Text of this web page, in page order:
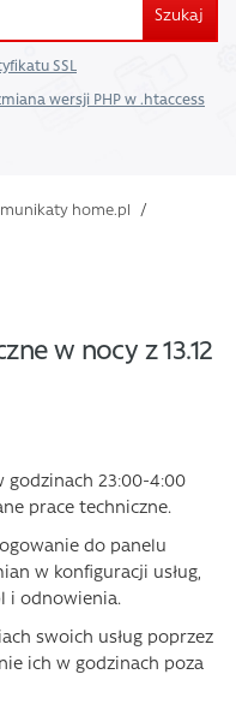
Szukaj
SSL
wersji PHP w .htaccess
home.pl /
w nocy z 13.12
godzinach 23:00-4:00
prace techniczne.
do panelu
w konfiguracji usług,
i odnowienia.
swoich usług poprzez
ich w godzinach poza